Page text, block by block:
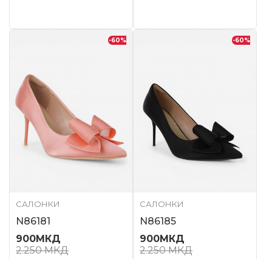
-60%
САЛОНКИ
N86181
900МКД
2.250МКД
-60%
САЛОНКИ
N86185
900МКД
2.250МКД